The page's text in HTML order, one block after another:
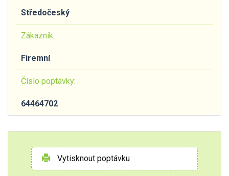
Středočeský
Zákazník:
Firemní
Číslo poptávky:
64464702
Vytisknout poptávku